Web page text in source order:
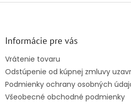
Z
Informácie pre vás
Vrátenie tovaru
Odstúpenie od kúpnej zmluvy
Podmienky ochrany osobných
Všeobecné obchodné podmienky